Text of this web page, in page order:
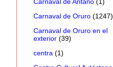
Carnaval de Oruro (1247)
Carnaval de Oruro en el
exterior (39)
centra (1)